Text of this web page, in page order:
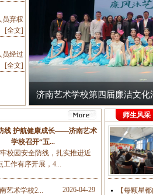
员弃权
[全文]
员经过
[全文]
济南艺术学校举办第四届廉
线 护航健康成长——济南艺术
学校召开“五...
校园安全防线，扎实推进近
作有序开展，4...
2026-04-29
术学校2...
师生风采
【每颗星